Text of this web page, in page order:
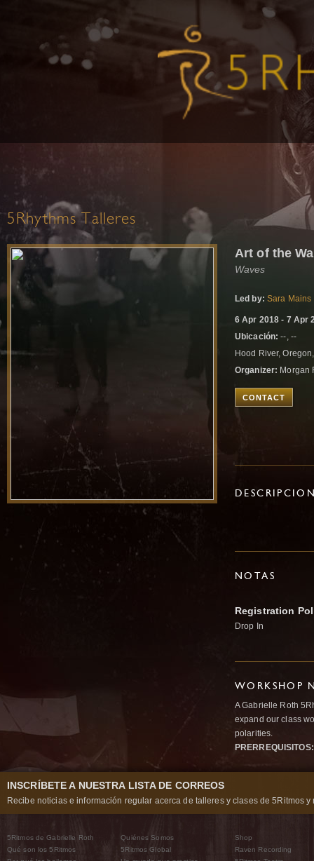
5Rhythms Talleres
Art of the
Waves
Led by: Sara Mains
6 Apr 2018 - 7 Apr
Ubicación: --, --
Hood River,
Organizer: Morgan
CONTACT
NOTAS
Registration
Drop In
WORKSHOP
A Gabrielle Roth
expand our class
polarities.
PRERREQUISITOS:
INSCRÍBETE A NUESTRA LISTA DE CORREOS
Recibe noticias e información regular acerca de talleres y clases de 5Ritmos y
5Ritmos de Gabrielle Roth
Qué son los 5Ritmos
Quiénes Somos
5Ritmos Global
Shop
Raven Recording